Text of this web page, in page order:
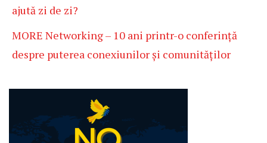
ajută zi de zi?
MORE Networking – 10 ani printr-o conferință
despre puterea conexiunilor și comunităților